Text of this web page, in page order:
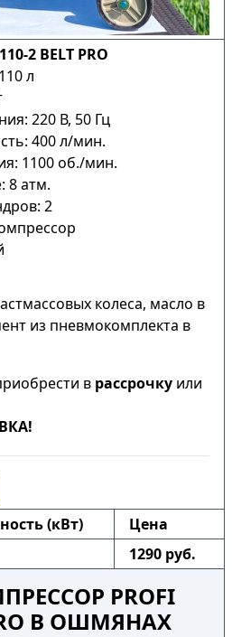
2 BELT PRO
л
220 В, 50 Гц
400 л/мин.
1100 об./мин.
8 атм.
2
колеса, масло в
из пневмокомплекта в
в рассрочку или
(кВт)
Цена
1290 руб.
PROFI
В ОШМЯНАХ